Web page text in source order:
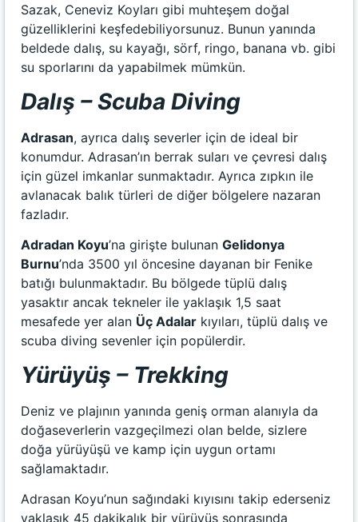
Sazak, Ceneviz Koyları gibi muhteşem doğal
güzelliklerini keşfedebiliyorsunuz. Bunun yanında
beldede dalış, su kayağı, sörf, ringo, banana vb. gibi
su sporlarını da yapabilmek mümkün.
Dalış – Scuba Diving
Adrasan, ayrıca dalış severler için de ideal bir
konumdur. Adrasan’ın berrak suları ve çevresi dalış
için güzel imkanlar sunmaktadır. Ayrıca zıpkın ile
avlanacak balık türleri de diğer bölgelere nazaran
fazladır.
Adradan Koyu’na girişte bulunan Gelidonya
Burnu’nda 3500 yıl öncesine dayanan bir Fenike
batığı bulunmaktadır. Bu bölgede tüplü dalış
yasaktır ancak tekneler ile yaklaşık 1,5 saat
mesafede yer alan Üç Adalar kıyıları, tüplü dalış ve
scuba diving sevenler için popülerdir.
Yürüyüş – Trekking
Deniz ve plajının yanında geniş orman alanıyla da
doğaseverlerin vazgeçilmezi olan belde, sizlere
doğa yürüyüşü ve kamp için uygun ortamı
sağlamaktadır.
Adrasan Koyu’nun sağındaki kıyısını takip ederseniz
yaklaşık 45 dakikalık bir yürüyüş sonrasında